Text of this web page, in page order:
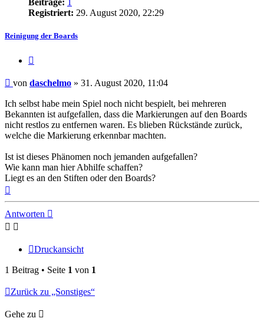
Registriert: 29. August 2020, 22:29
Reinigung der Boards
Beitrag
von daschelmo » 31. August 2020, 11:04
Ich selbst habe mein Spiel noch nicht bespielt, bei mehreren
Bekannten ist aufgefallen, dass die Markierungen auf den Boards
nicht restlos zu entfernen waren. Es blieben Rückstände zurück,
welche die Markierung erkennbar machten.
Ist ist dieses Phänomen noch jemanden aufgefallen?
Wie kann man hier Abhilfe schaffen?
Liegt es an den Stiften oder den Boards?
Antworten
Druckansicht
1 Beitrag • Seite 1 von 1
Zurück zu „Sonstiges“
Gehe zu